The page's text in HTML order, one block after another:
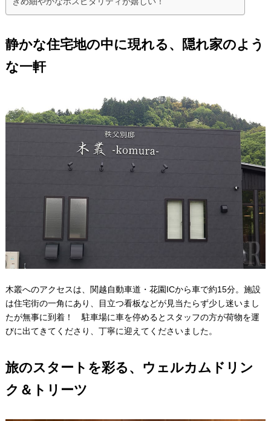
静かな住宅地の中に現れる、隠れ家のよう
な一軒
木叢へのアクセスは、関越自動車道・花園ICから車で約15分。施設
は住宅街の一角にあり、目立つ看板などが見当たらず少し迷いまし
たが無事に到着！ 駐車場に車を停めるとスタッフの方が荷物を運
びに出てきてくださり、丁寧に迎えてくださいました。
旅のスタートを彩る、ウェルカムドリン
ク＆トリーツ